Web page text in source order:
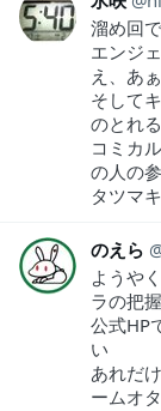
溜め回
エンジ
え、あ
そして
のとれ
コミカ
の人の
タツマ
のえら
ようや
ラの把
公式HP
い
あれだ
ームオ